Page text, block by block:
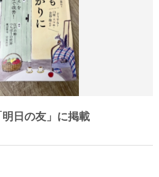
日の友」に掲載